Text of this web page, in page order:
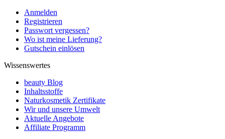
Anmelden
Registrieren
Passwort vergessen?
Wo ist meine Lieferung?
Gutschein einlösen
Wissenswertes
beauty Blog
Inhaltsstoffe
Naturkosmetik Zertifikate
Wir und unsere Umwelt
Aktuelle Angebote
Affiliate Programm